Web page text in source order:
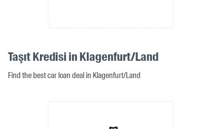
Taşıt Kredisi in Klagenfurt/Land
Find the best car loan deal in Klagenfurt/Land